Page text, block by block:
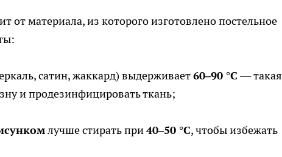
от материала, из которого изготовлено постельное
сатин, жаккард) выдерживает60–90 °C— такая
и продезинфицировать ткань;
лучше стирать при40–50 °C, чтобы избежать